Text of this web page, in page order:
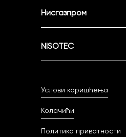
Претражи
Нисгазпром
NISOTEC
Услови коришћења
Колачићи
Политика приватности